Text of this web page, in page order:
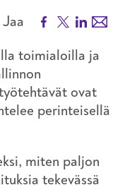
Jaa Facebook
X LinkedIn
Email
toimialoilla ja
ovat
perinteisellä
miten paljon
tekevässä